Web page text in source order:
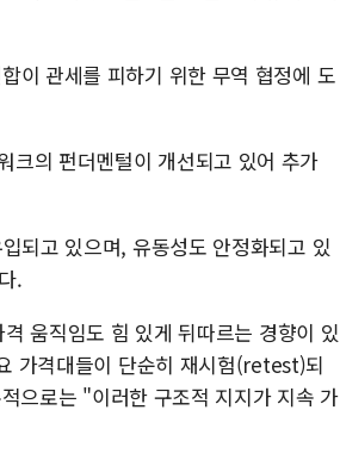
이 관세를 피하기 위한 무역 협정에 도
크의 펀더멘털이 개선되고 있어 추가
되고 있으며, 유동성도 안정화되고 있
.
움직임도 힘 있게 뒤따르는 경향이 있
가격대들이 단순히 재시험(retest)되
으로는 "이러한 구조적 지지가 지속 가